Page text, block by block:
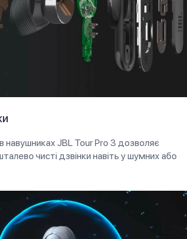
навушниках JBL Tour Pro 3 дозволяє
чисті дзвінки навіть у шумних або